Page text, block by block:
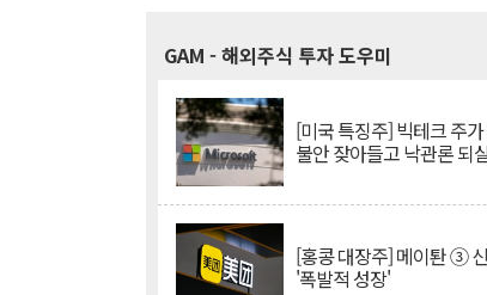
GAM - 해외주식 투자 도우미
[미국 특징주] 빅테크 주
불안 잦아들고 낙관론 되
[홍콩 대장주] 메이퇀 ③
'폭발적 성장'